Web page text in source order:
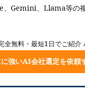
、Gemini、Llama等の
全無料・最短1日でご紹介
強いAI会社選定を依頼